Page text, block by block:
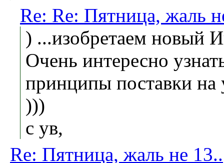
Re: Re: Пятница, жаль
) ...изобретаем новый
Очень интересно
принципы поставки на
)))
с ув,
Re: Пятница, жаль не 13..